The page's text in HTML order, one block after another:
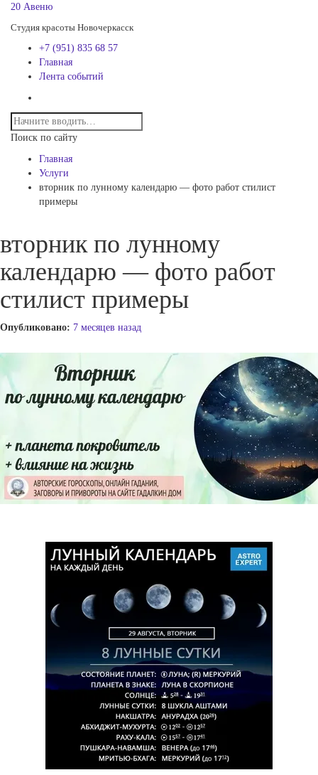
20 Авеню
Студия красоты Новочеркасск
+7 (951) 835 68 57
Главная
Лента событий
Поиск по сайту
Главная
Услуги
вторник по лунному календарю — фото работ стилист
примеры
вторник по лунному
календарю — фото работ
стилист примеры
Опубликовано: 7 месяцев назад